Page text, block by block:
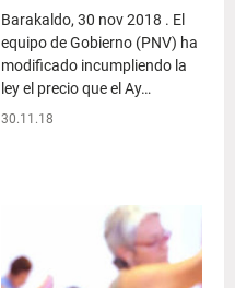
Barakaldo, 30 nov 2018 . El
equipo de Gobierno (PNV) ha
modificado incumpliendo la
ley el precio que el Ay…
30.11.18